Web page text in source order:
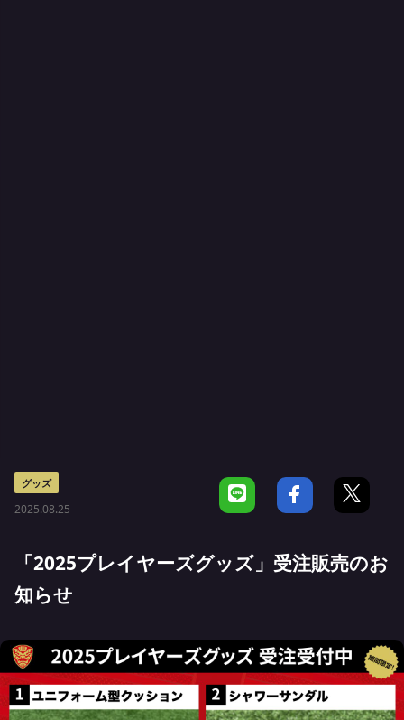
グッズ
2025.08.25
「2025プレイヤーズグッズ」受注販売のお
知らせ